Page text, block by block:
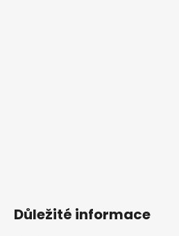
Důležité informace